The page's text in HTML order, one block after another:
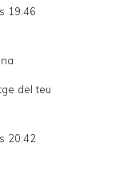
19:46
del teu
20:42